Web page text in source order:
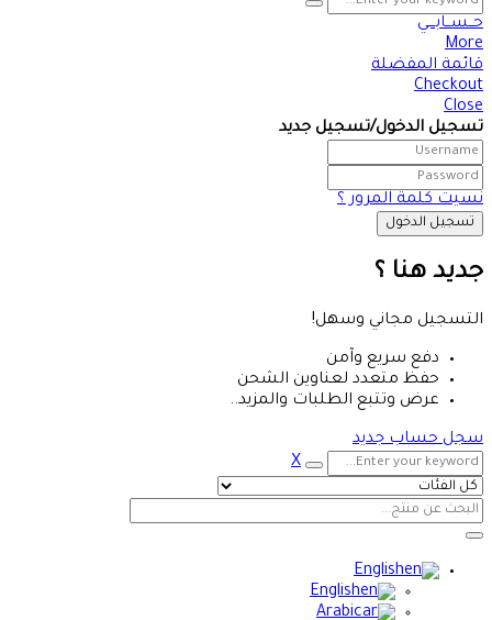
حــســابـــي
More
قائمة المفضلة
Checkout
Close
تسجيل الدخول/تسجيل جديد
نسيت كلمة المرور ؟
جديد هنا ؟
التسجيل مجاني وسهل!
دفع سريع وآمن
حفظ متعدد لعناوين الشحن
عرض وتتبع الطلبات والمزيد..
سجل حساب جديد
X
English
English
Arabic